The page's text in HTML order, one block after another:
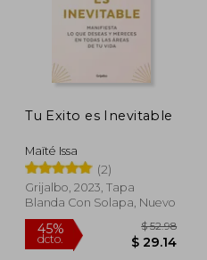
40%
dcto.
Tu Exito es Inevitable
Maïté Issa
(2)
Grijalbo, 2023, Tapa
Blanda Con Solapa, Nuevo